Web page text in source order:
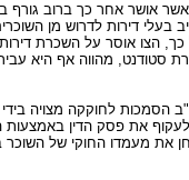
אשר אושר אחר כך ברוב
בעלי דירות לדרוש מן
כך, הצו אוסר על השכרת
מהווה אף היא
לחוקקה מצויה בידי
לעקוף את פסק הדין
את מעמדו החוקי של